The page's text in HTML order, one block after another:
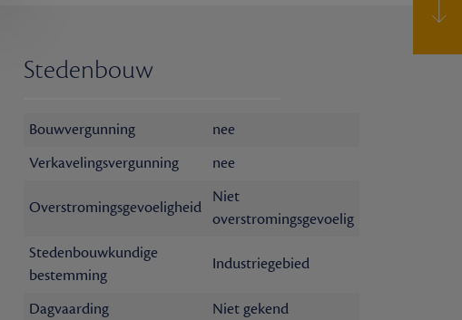
Stedenbouw
Bouwvergunning
nee
Verkavelingsvergunning
nee
Overstromingsgevoeligheid
Niet
overstromingsgevoelig
Stedenbouwkundige
bestemming
Industriegebied
Dagvaarding
Niet gekend